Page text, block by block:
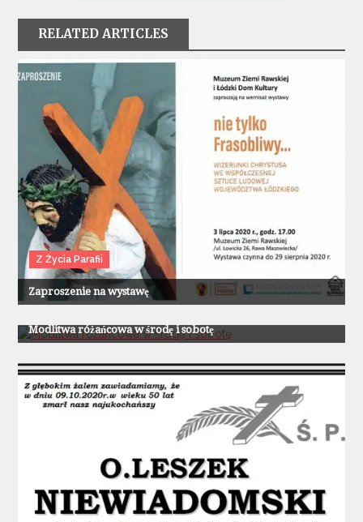
RELATED ARTICLES
Z Życia Parafii
Zaproszenie na wystawę
Z Życia Parafii
Modlitwa różańcowa w środę i sobotę